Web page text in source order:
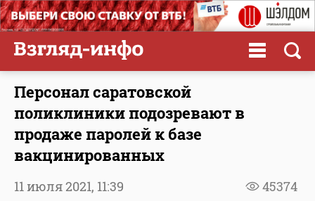
Персонал саратовской
поликлиники подозревают в
продаже паролей к базе
вакцинированных
45374
11 июля 2021, 11:39